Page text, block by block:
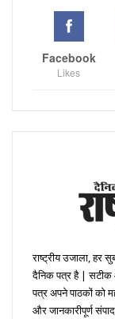
Facebook
Likes
राष्ट्रीय उजाला, हर
दैनिक पत्र है | सटीक
पत्र अपने पाठकों को
और जानकारीपूर्ण